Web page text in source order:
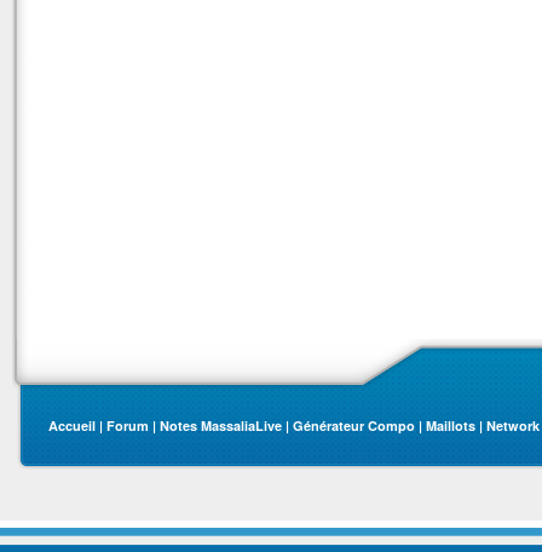
Accueil | Forum | Notes MassaliaLive | Générateur Compo | Maillots | Network